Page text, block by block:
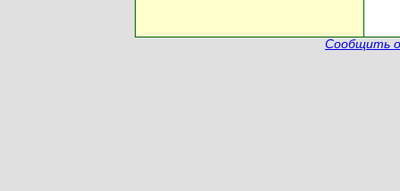
Сообщить о